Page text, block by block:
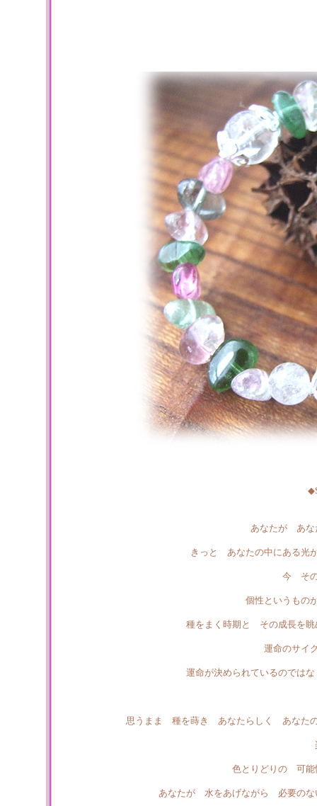
あなたが あな
きっと あなたの中にある光
今 その
個性というもの
種をまく時期と その成長を
運命のサイ
運命が決められているのでは
思うまま 種を蒔き あなたらしく あなた
色とりどりの 可能
あなたが 水をあげながら 必要の